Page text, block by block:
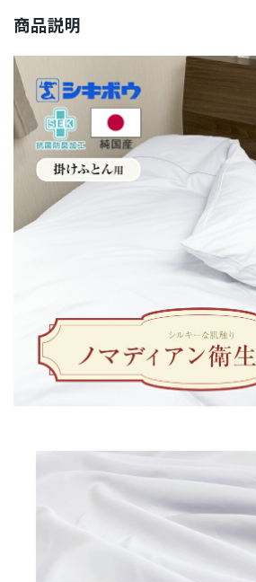
商品説明